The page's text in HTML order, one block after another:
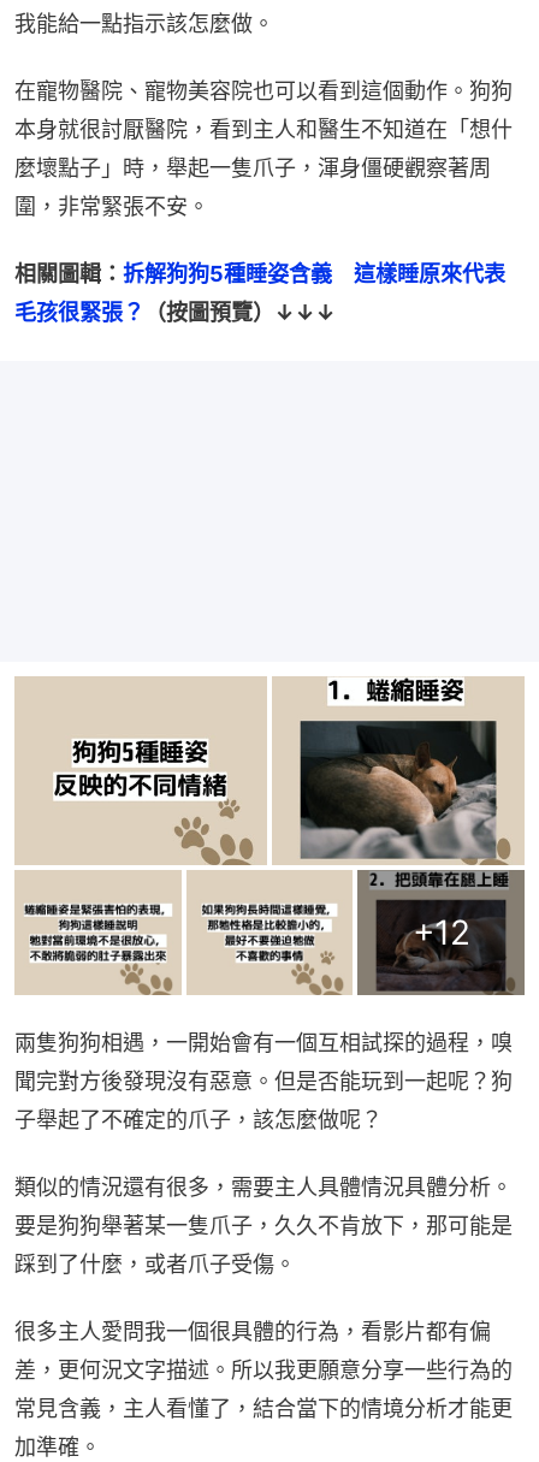
我能給一點指示該怎麼做。
在寵物醫院、寵物美容院也可以看到這個動作。狗狗
本身就很討厭醫院，看到主人和醫生不知道在「想什
麼壞點子」時，舉起一隻爪子，渾身僵硬觀察著周
圍，非常緊張不安。
相關圖輯： 拆解狗狗5種睡姿含義　這樣睡原來代表
毛孩很緊張？
（按圖預覽）↓↓↓
+12
兩隻狗狗相遇，一開始會有一個互相試探的過程，嗅
聞完對方後發現沒有惡意。但是否能玩到一起呢？狗
子舉起了不確定的爪子，該怎麼做呢？
類似的情況還有很多，需要主人具體情況具體分析。
要是狗狗舉著某一隻爪子，久久不肯放下，那可能是
踩到了什麼，或者爪子受傷。
很多主人愛問我一個很具體的行為，看影片都有偏
差，更何況文字描述。所以我更願意分享一些行為的
常見含義，主人看懂了，結合當下的情境分析才能更
加準確。